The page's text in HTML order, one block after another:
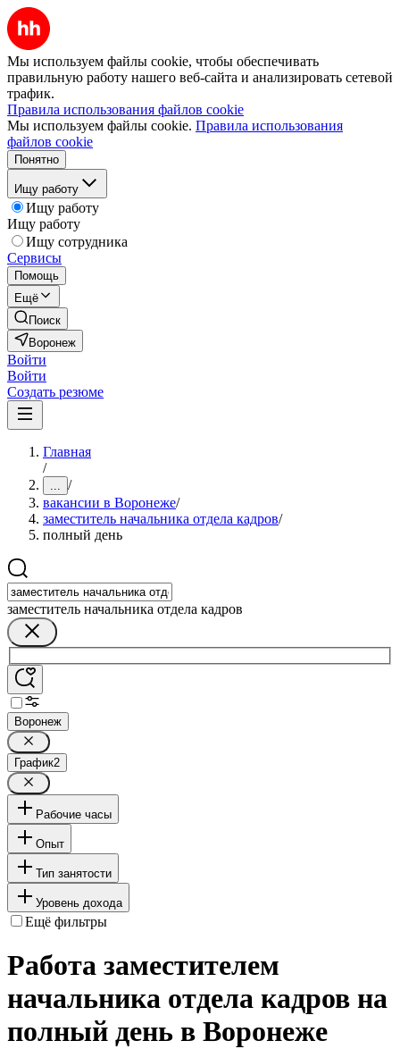
Мы используем файлы cookie, чтобы обеспечивать
правильную работу нашего веб-сайта и анализировать сетевой
трафик.
Правила использования файлов cookie
Мы используем файлы cookie. Правила использования
файлов cookie
Понятно
Ищу работу
Ищу работу
Ищу работу
Ищу сотрудника
Сервисы
Помощь
Ещё
Поиск
Воронеж
Войти
Войти
Создать резюме
Главная
/
... /
вакансии в Воронеже/
заместитель начальника отдела кадров/
полный день
заместитель начальника отдела кадров
Воронеж
График2
Рабочие часы
Опыт
Тип занятости
Уровень дохода
Ещё фильтры
Работа заместителем
начальника отдела кадров на
полный день в Воронеже